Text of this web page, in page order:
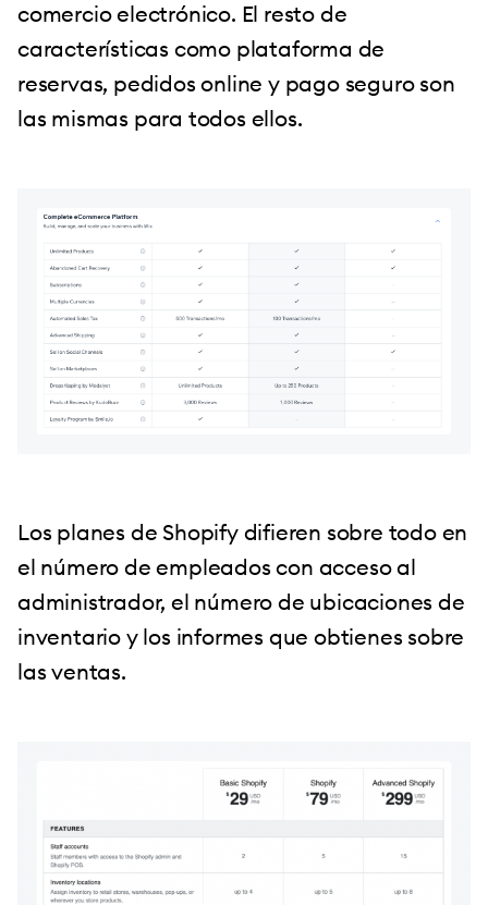
comercio electrónico. El resto de
características como plataforma de
reservas, pedidos online y pago seguro son
las mismas para todos ellos.
Los planes de Shopify difieren sobre todo en
el número de empleados con acceso al
administrador, el número de ubicaciones de
inventario y los informes que obtienes sobre
las ventas.